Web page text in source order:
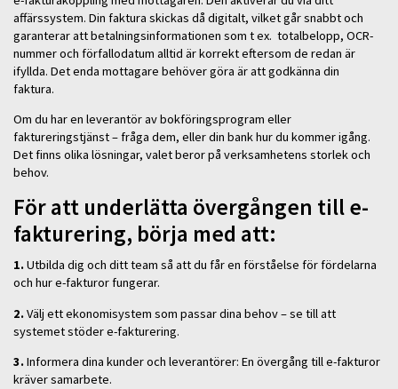
affärssystem. Din faktura skickas då digitalt, vilket går snabbt och
garanterar att betalningsinformationen som t ex. totalbelopp, OCR-
nummer och förfallodatum alltid är korrekt eftersom de redan är
ifyllda. Det enda mottagare behöver göra är att godkänna din
faktura.
Om du har en leverantör av bokföringsprogram eller
faktureringstjänst – fråga dem, eller din bank hur du kommer igång.
Det finns olika lösningar, valet beror på verksamhetens storlek och
behov.
För att underlätta övergången till e-
fakturering, börja med att:
1.Utbilda dig och ditt team så att du får en förståelse för fördelarna
och hur e-fakturor fungerar.
2.Välj ett ekonomisystem som passar dina behov – se till att
systemet stöder e-fakturering.
3.Informera dina kunder och leverantörer: En övergång till e-fakturor
kräver samarbete.